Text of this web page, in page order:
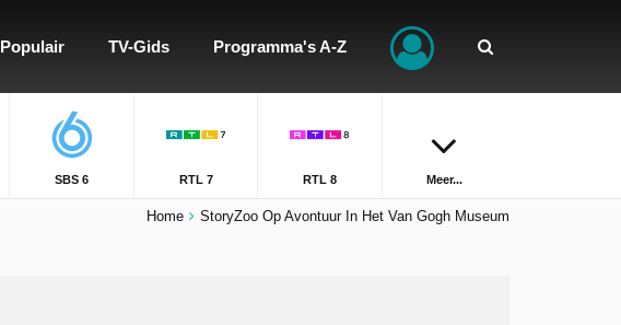
Populair TV-Gids Programma's A-Z
SBS 6 RTL 7 RTL 8 Meer...
Home StoryZoo Op Avontuur In Het Van Gogh Museum